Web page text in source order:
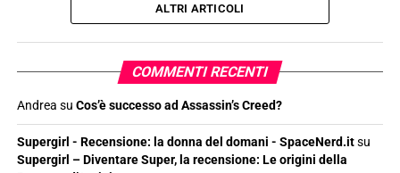
ALTRI ARTICOLI
COMMENTI RECENTI
Andrea su Cos’è successo ad Assassin’s Creed?
Supergirl - Recensione: la donna del domani - SpaceNerd.itsu
Supergirl – Diventare Super, la recensione: Le origini della